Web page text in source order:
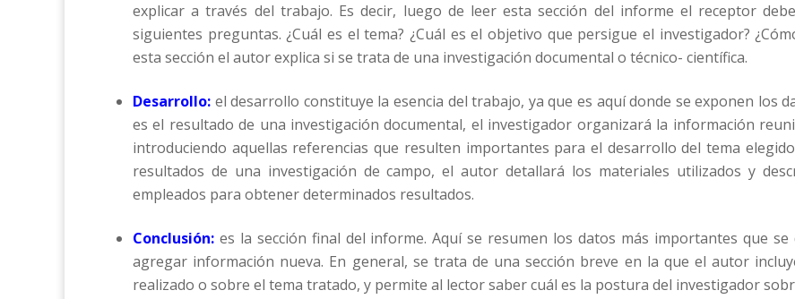
explicar a través del trabajo. Es decir, luego de leer esta sección del informe el receptor
siguientes preguntas. ¿Cuál es el tema? ¿Cuál es el objetivo que persigue el investigador?
esta sección el autor explica si se trata de una investigación documental o técnico- científica.
Desarrollo: el desarrollo constituye la esencia del trabajo, ya que es aquí donde se exponen los
es el resultado de una investigación documental, el investigador organizará la información
introduciendo aquellas referencias que resulten importantes para el desarrollo del tema
resultados de una investigación de campo, el autor detallará los materiales utilizados y
empleados para obtener determinados resultados.
Conclusión: es la sección final del informe. Aquí se resumen los datos más importantes que
agregar información nueva. En general, se trata de una sección breve en la que el autor
realizado o sobre el tema tratado, y permite al lector saber cuál es la postura del investigador